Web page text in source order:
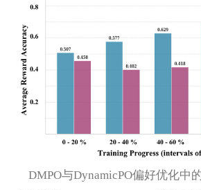
DMPO与DynamicPO偏好优化中